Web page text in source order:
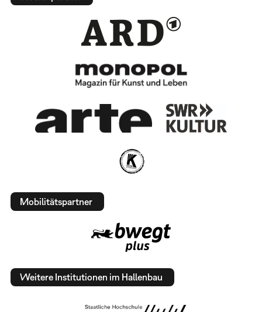
Mobilitätspartner
Weitere Institutionen im Hallenbau